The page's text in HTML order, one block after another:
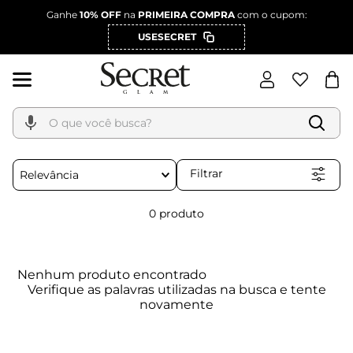
Ganhe 10% OFFna PRIMEIRA COMPRAcom o cupom:
USESECRET
O que você busca?
Relevância Filtrar
0 produto
Nenhum produto encontrado